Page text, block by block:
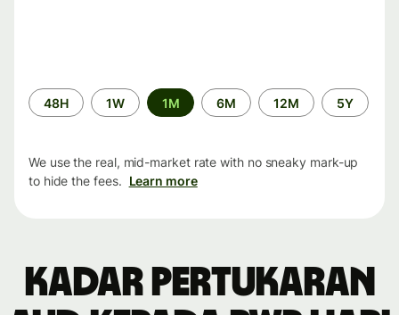
Time
period
48H 1W 1M 6M 12M 5Y
We use the real, mid-market rate with no sneaky mark-up
to hide the fees. Learn more
Kadar pertukaran